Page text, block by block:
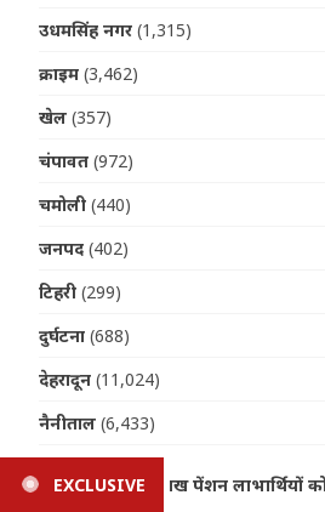
उधमसिंह नगर (1,315)
क्राइम (3,462)
खेल (357)
चंपावत (972)
चमोली (440)
जनपद (402)
टिहरी (299)
दुर्घटना (688)
देहरादून (11,024)
नैनीताल (6,433)
EXCLUSIVE
CM धामी ने DBT से जारी की धनराशि